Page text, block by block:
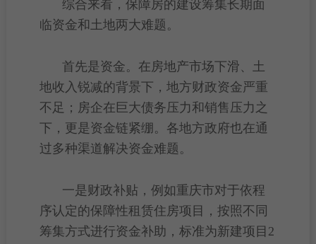
综合来看，保障房的建设筹集长期面
临资金和土地两大难题。
首先是资金。在房地产市场下滑、土
地收入锐减的背景下，地方财政资金严重
不足；房企在巨大债务压力和销售压力之
下，更是资金链紧绷。各地方政府也在通
过多种渠道解决资金难题。
一是财政补贴，例如重庆市对于依程
序认定的保障性租赁住房项目，按照不同
筹集方式进行资金补助，标准为新建项目2